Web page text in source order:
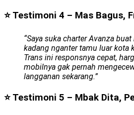
⭐ Testimoni 4 – Mas Bagus,
“Saya suka charter Avanza
kadang nganter tamu luar kota
Trans ini responsnya cepat,
mobilnya gak pernah
langganan sekarang.”
⭐ Testimoni 5 – Mbak Dita,